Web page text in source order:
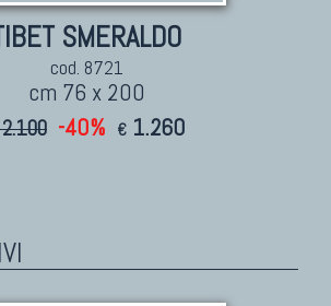
SMERALDO
cod. 8721
cm 76 x 200
-40% € 1.260